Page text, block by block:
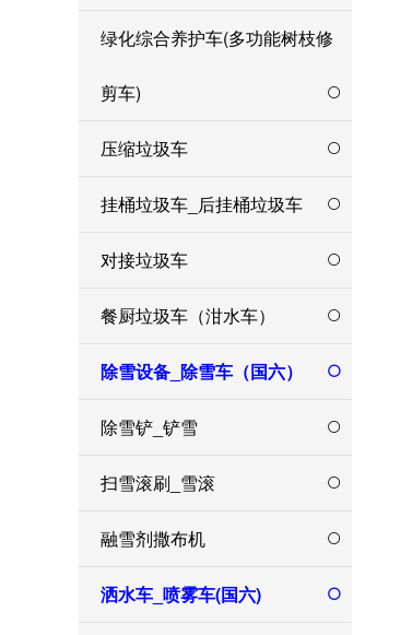
绿化综合养护车(多功能树枝修
剪车)
压缩垃圾车
挂桶垃圾车_后挂桶垃圾车
对接垃圾车
餐厨垃圾车（泔水车）
除雪设备_除雪车（国六）
除雪铲_铲雪
扫雪滚刷_雪滚
融雪剂撒布机
洒水车_喷雾车(国六)